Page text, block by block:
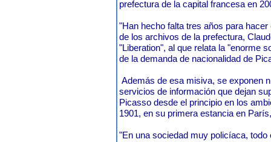
prefectura de la capital francesa en
"Han hecho falta tres años para
de los archivos de la prefectura,
"Liberation", al que relata la "enorme
de la demanda de nacionalidad de
Además de esa misiva, se exponen
servicios de información que dejan
Picasso desde el principio en los
1901, en su primera estancia en
"En una sociedad muy policíaca,